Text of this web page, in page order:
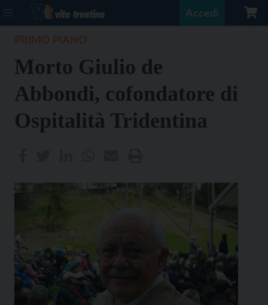
Accedi
Morto Giulio de
Abbondi, cofondatore di
Ospitalità Tridentina